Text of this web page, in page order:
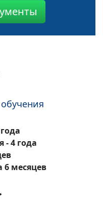
- 4 года
6 месяцев